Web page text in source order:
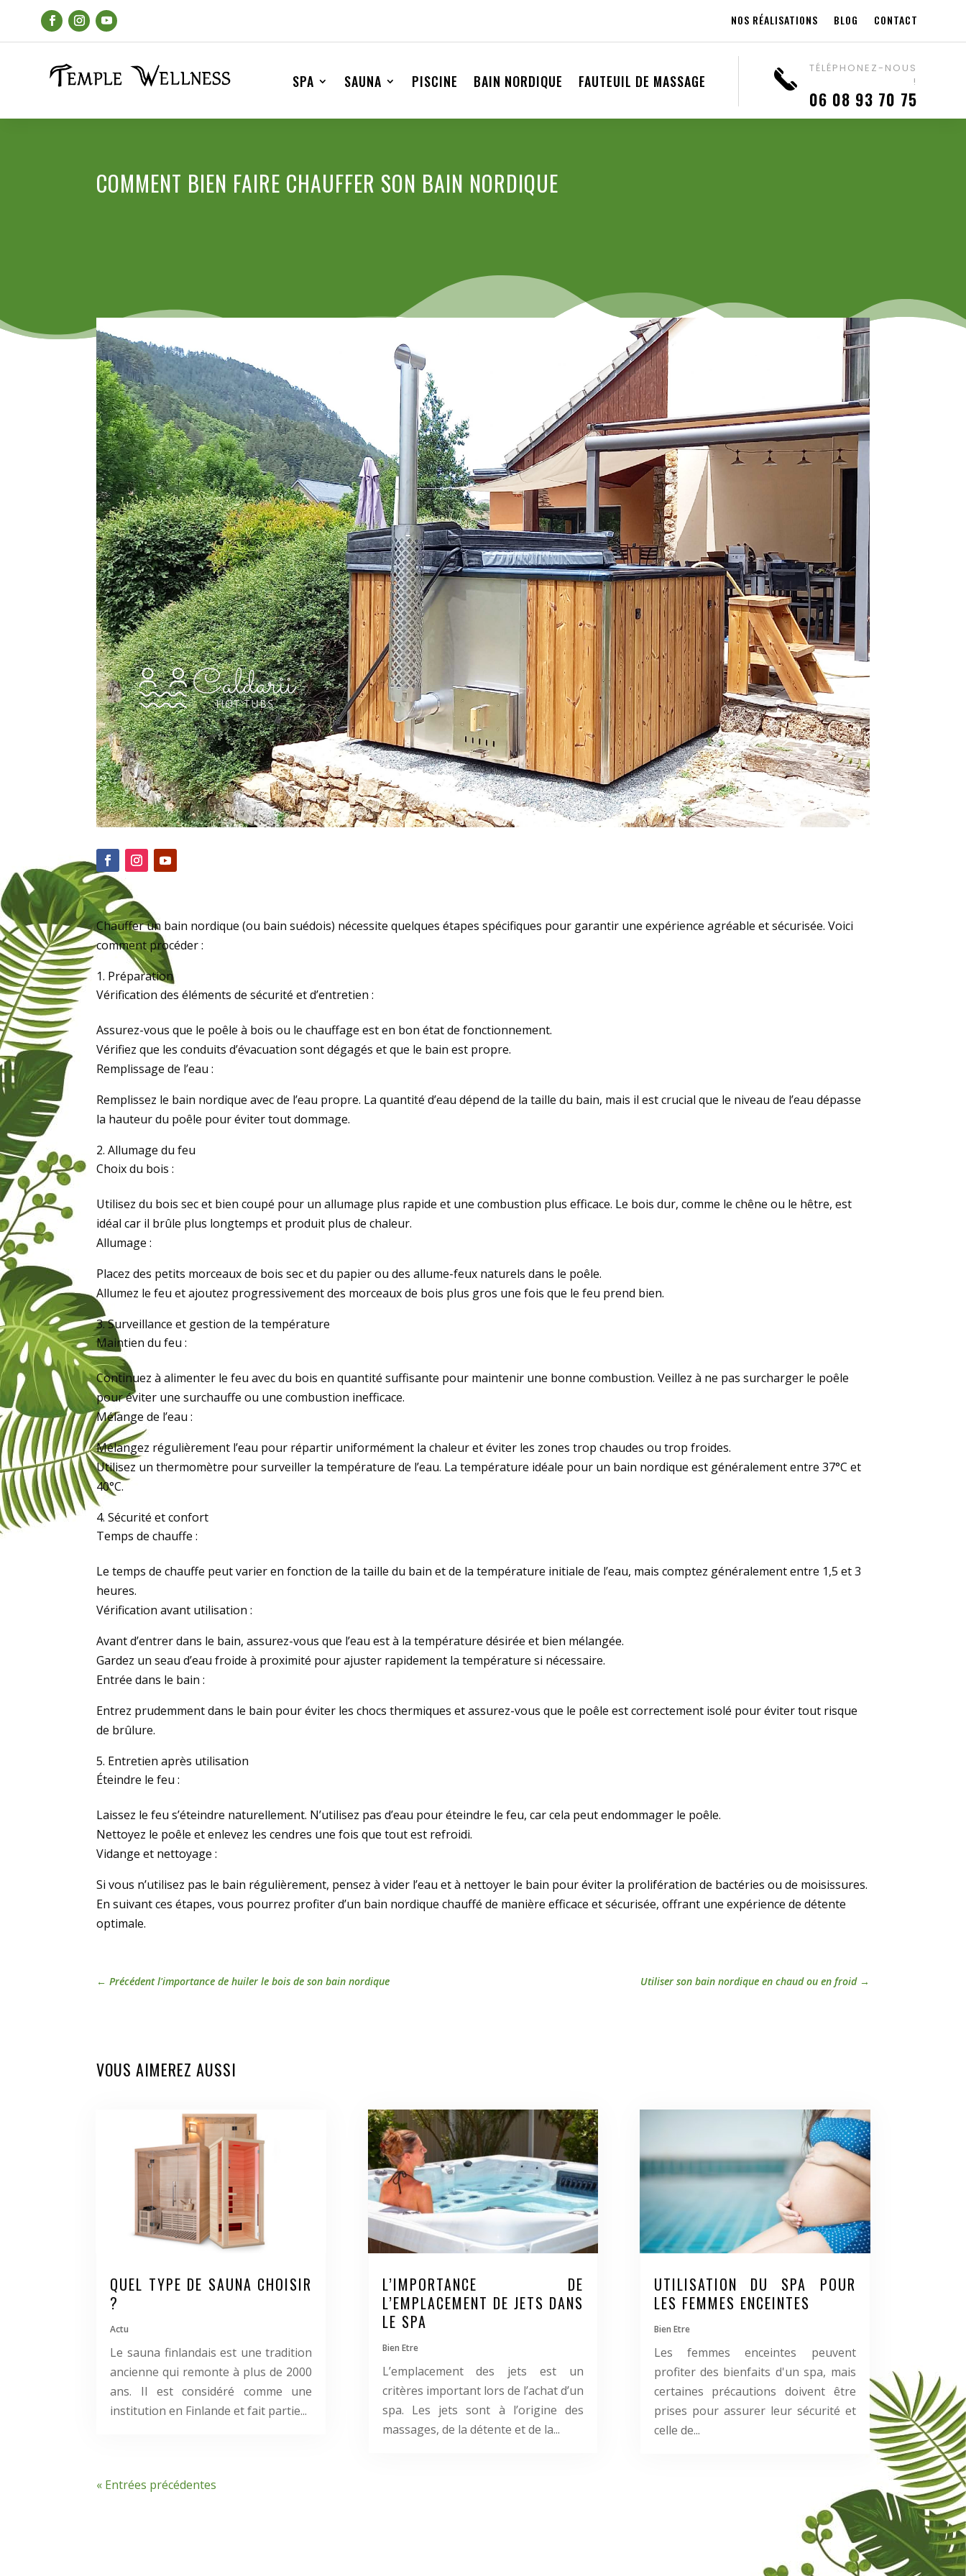
NOS RÉALISATIONS BLOG CONTACT
SPA SAUNA PISCINE BAIN NORDIQUE FAUTEUIL DE MASSAGE
TÉLÉPHONEZ-NOUS
!
06 08 93 70 75
COMMENT BIEN FAIRE CHAUFFER SON BAIN NORDIQUE
Chauffer un bain nordique (ou bain suédois) nécessite quelques étapes spécifiques pour garantir une expérience agréable et sécurisée. Voici
comment procéder :
Préparation
Vérification des éléments de sécurité et d’entretien :
Assurez-vous que le poêle à bois ou le chauffage est en bon état de fonctionnement.
Vérifiez que les conduits d’évacuation sont dégagés et que le bain est propre.
Remplissage de l’eau :
Remplissez le bain nordique avec de l’eau propre. La quantité d’eau dépend de la taille du bain, mais il est crucial que le niveau de l’eau dépasse
la hauteur du poêle pour éviter tout dommage.
Allumage du feu
Choix du bois :
Utilisez du bois sec et bien coupé pour un allumage plus rapide et une combustion plus efficace. Le bois dur, comme le chêne ou le hêtre, est
idéal car il brûle plus longtemps et produit plus de chaleur.
Allumage :
Placez des petits morceaux de bois sec et du papier ou des allume-feux naturels dans le poêle.
Allumez le feu et ajoutez progressivement des morceaux de bois plus gros une fois que le feu prend bien.
Surveillance et gestion de la température
Maintien du feu :
Continuez à alimenter le feu avec du bois en quantité suffisante pour maintenir une bonne combustion. Veillez à ne pas surcharger le poêle
pour éviter une surchauffe ou une combustion inefficace.
Mélange de l’eau :
Mélangez régulièrement l’eau pour répartir uniformément la chaleur et éviter les zones trop chaudes ou trop froides.
Utilisez un thermomètre pour surveiller la température de l’eau. La température idéale pour un bain nordique est généralement entre 37°C et
40°C.
Sécurité et confort
Temps de chauffe :
Le temps de chauffe peut varier en fonction de la taille du bain et de la température initiale de l’eau, mais comptez généralement entre 1,5 et 3
heures.
Vérification avant utilisation :
Avant d’entrer dans le bain, assurez-vous que l’eau est à la température désirée et bien mélangée.
Gardez un seau d’eau froide à proximité pour ajuster rapidement la température si nécessaire.
Entrée dans le bain :
Entrez prudemment dans le bain pour éviter les chocs thermiques et assurez-vous que le poêle est correctement isolé pour éviter tout risque
de brûlure.
Entretien après utilisation
Éteindre le feu :
Laissez le feu s’éteindre naturellement. N’utilisez pas d’eau pour éteindre le feu, car cela peut endommager le poêle.
Nettoyez le poêle et enlevez les cendres une fois que tout est refroidi.
Vidange et nettoyage :
Si vous n’utilisez pas le bain régulièrement, pensez à vider l’eau et à nettoyer le bain pour éviter la prolifération de bactéries ou de moisissures.
En suivant ces étapes, vous pourrez profiter d’un bain nordique chauffé de manière efficace et sécurisée, offrant une expérience de détente
optimale.
←Précédent l'importance de huiler le bois de son bain nordique Utiliser son bain nordique en chaud ou en froid→
VOUS AIMEREZ AUSSI
QUEL TYPE DE SAUNA CHOISIR
?
Actu
Le sauna finlandais est une tradition
ancienne qui remonte à plus de 2000
ans. Il est considéré comme une
institution en Finlande et fait partie...
L’IMPORTANCE DE
L’EMPLACEMENT DE JETS DANS
LE SPA
Bien Etre
L’emplacement des jets est un
critères important lors de l’achat d’un
spa. Les jets sont à l’origine des
massages, de la détente et de la...
UTILISATION DU SPA POUR
LES FEMMES ENCEINTES
Bien Etre
Les femmes enceintes peuvent
profiter des bienfaits d'un spa, mais
certaines précautions doivent être
prises pour assurer leur sécurité et
celle de...
« Entrées précédentes